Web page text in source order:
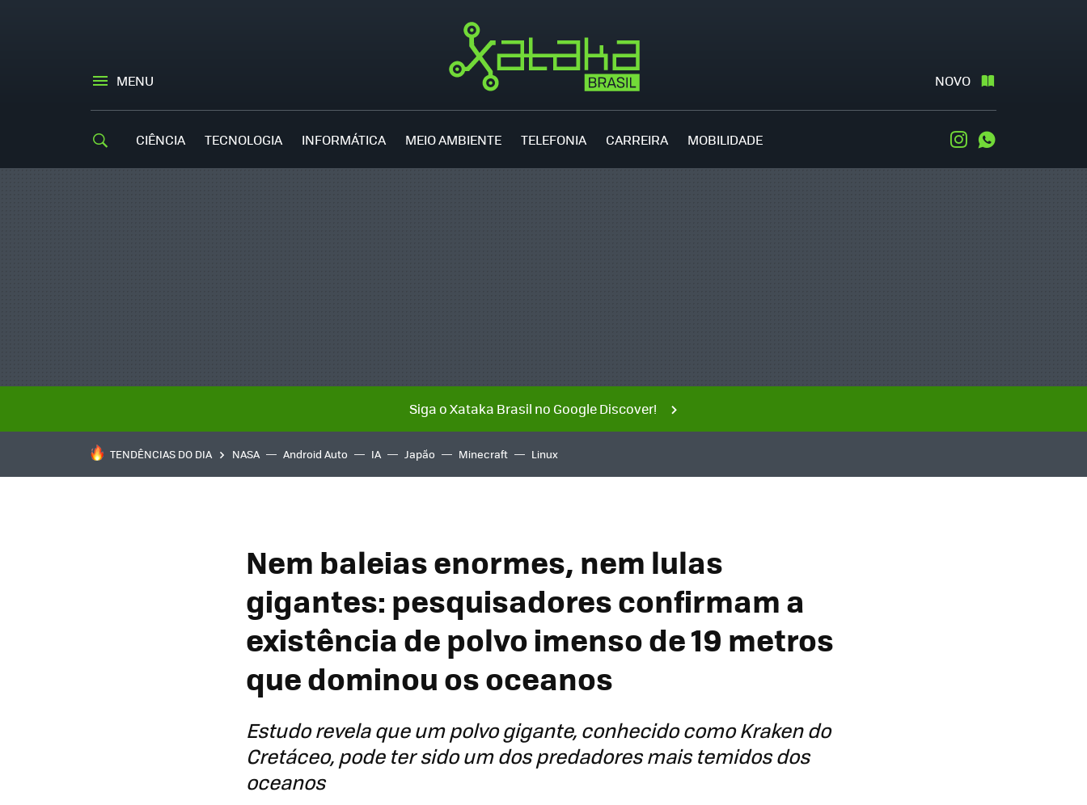
MENU NOVO
CIÊNCIA TECNOLOGIA INFORMÁTICA MEIO AMBIENTE TELEFONIA CARREIRA MOBILIDADE Instagram
Siga o Xataka Brasil no Google Discover!
TENDÊNCIAS DO DIA NASA Android Auto IA Japão Minecraft Linux
Nem baleias enormes, nem lulas
gigantes: pesquisadores confirmam a
existência de polvo imenso de 19 metros
que dominou os oceanos
Estudo revela que um polvo gigante, conhecido como Kraken do
Cretáceo, pode ter sido um dos predadores mais temidos dos
oceanos